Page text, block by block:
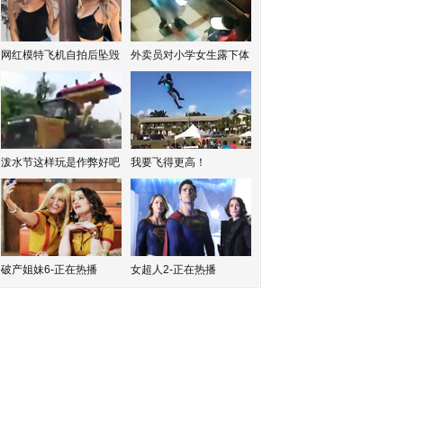
网红模特飞机自拍后坠毁 外卖员对小学女生露下体
泼水节这样玩是作弊好吧 我要飞得更高！
破产姐妹6-正在热播 女超人2-正在热播